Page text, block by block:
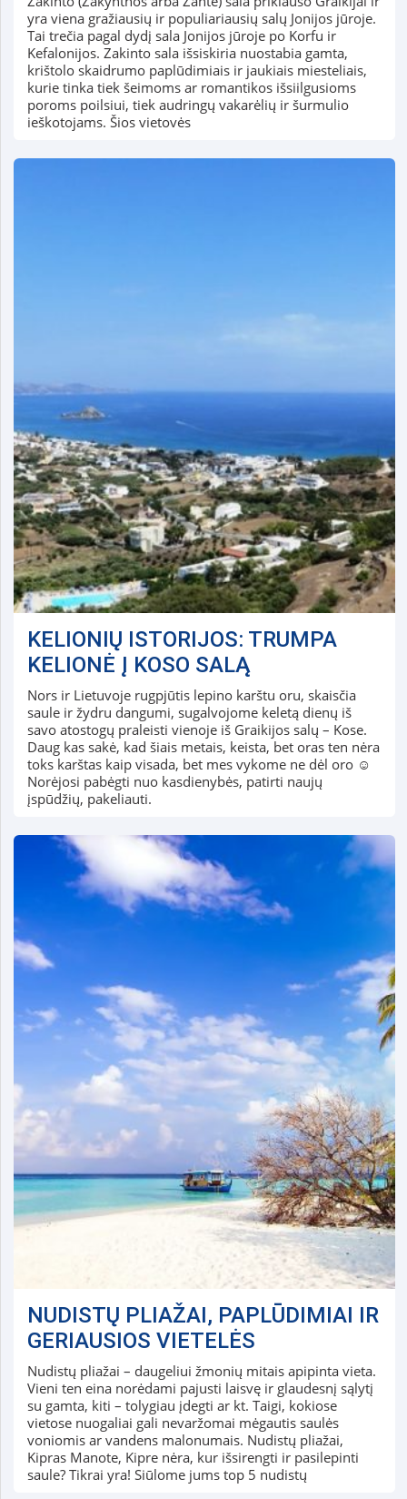
yra viena gražiausių ir populiariausių salų Jonijos jūroje.
Tai trečia pagal dydį sala Jonijos jūroje po Korfu ir
Kefalonijos. Zakinto sala išsiskiria nuostabia gamta,
krištolo skaidrumo paplūdimiais ir jaukiais miesteliais,
kurie tinka tiek šeimoms ar romantikos išsiilgusioms
poroms poilsiui, tiek audringų vakarėlių ir šurmulio
ieškotojams. Šios vietovės
KELIONIŲ ISTORIJOS: TRUMPA
KELIONĖ Į KOSO SALĄ
Nors ir Lietuvoje rugpjūtis lepino karštu oru, skaisčia
saule ir žydru dangumi, sugalvojome keletą dienų iš
savo atostogų praleisti vienoje iš Graikijos salų – Kose.
Daug kas sakė, kad šiais metais, keista, bet oras ten nėra
toks karštas kaip visada, bet mes vykome ne dėl oro ☺
Norėjosi pabėgti nuo kasdienybės, patirti naujų
įspūdžių, pakeliauti.
NUDISTŲ PLIAŽAI, PAPLŪDIMIAI IR
GERIAUSIOS VIETELĖS
Nudistų pliažai – daugeliui žmonių mitais apipinta vieta.
Vieni ten eina norėdami pajusti laisvę ir glaudesnį sąlytį
su gamta, kiti – tolygiau įdegti ar kt. Taigi, kokiose
vietose nuogaliai gali nevaržomai mėgautis saulės
voniomis ar vandens malonumais. Nudistų pliažai,
Kipras Manote, Kipre nėra, kur išsirengti ir pasilepinti
saule? Tikrai yra! Siūlome jums top 5 nudistų